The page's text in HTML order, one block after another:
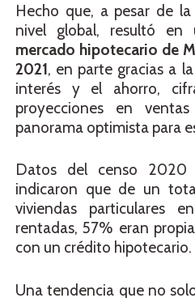
Hecho que, a pesar de
nivel global, resultó en
mercado hipotecario de
2021, en parte gracias a
interés y el ahorro,
proyecciones en
panorama optimista para
Datos del censo 2020
indicaron que de un
viviendas particulares
rentadas, 57% eran
con un crédito hipotecario.
Una tendencia que no